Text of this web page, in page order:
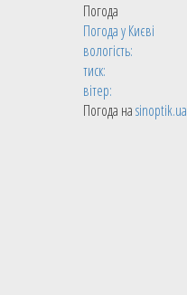
Погода
Погода уКиєві
вологість:
тиск:
вітер:
Погода наsinoptik.ua